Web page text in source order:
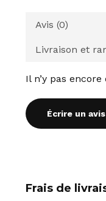
Avis (0)
Livraison et
Il n’y pas encore
Écrire un avis
Frais de